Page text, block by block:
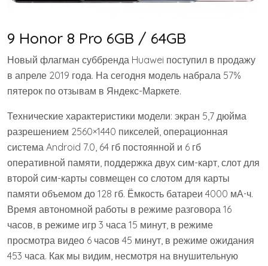
9 Honor 8 Pro 6GB / 64GB
Новый флагман суббренда Huawei поступил в продажу
в апреле 2019 года. На сегодня модель набрала 57%
пятерок по отзывам в Яндекс-Маркете.
Технические характеристики модели: экран 5,7 дюйма
разрешением 2560×1440 пикселей, операционная
система Android 7.0, 64 гб постоянной и 6 гб
оперативной памяти, поддержка двух сим-карт, слот для
второй сим-карты совмещен со слотом для карты
памяти объемом до 128 гб. Ёмкость батареи 4000 мА⋅ч.
Время автономной работы в режиме разговора 16
часов, в режиме игр 3 часа 15 минут, в режиме
просмотра видео 6 часов 45 минут, в режиме ожидания
453 часа. Как мы видим, несмотря на внушительную